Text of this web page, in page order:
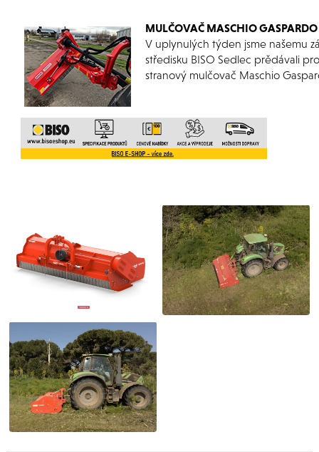
MULČOVAČ MASCHIO
V uplynulých týden jsme našemu
středisku BISO Sedlec prědávali
stranový mulčovač Maschio